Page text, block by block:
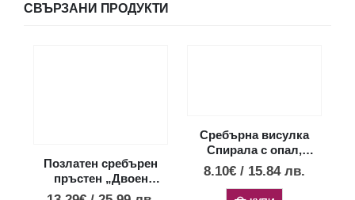
СВЪРЗАНИ ПРОДУКТИ
Позлатен сребърен
пръстен „Двоен
Меандър“
Сребърна висулка
Спирала с опал,
малък размер
8.10€ / 15.84 лв.